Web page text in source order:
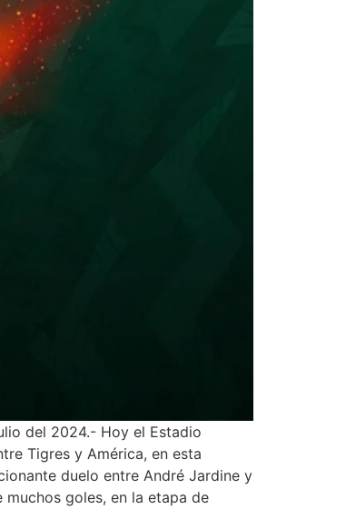
del 2024.- Hoy el Estadio
Tigres y América, en esta
duelo entre André Jardine y
muchos goles, en la etapa de